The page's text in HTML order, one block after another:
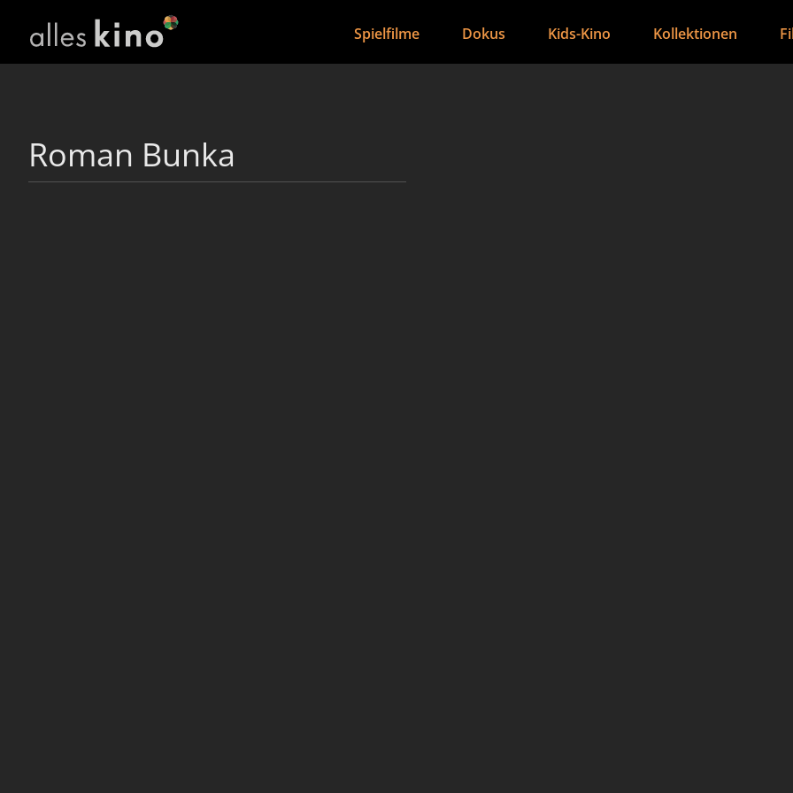
Spielfilme Dokus Kids-Kino Kollektionen
Roman Bunka